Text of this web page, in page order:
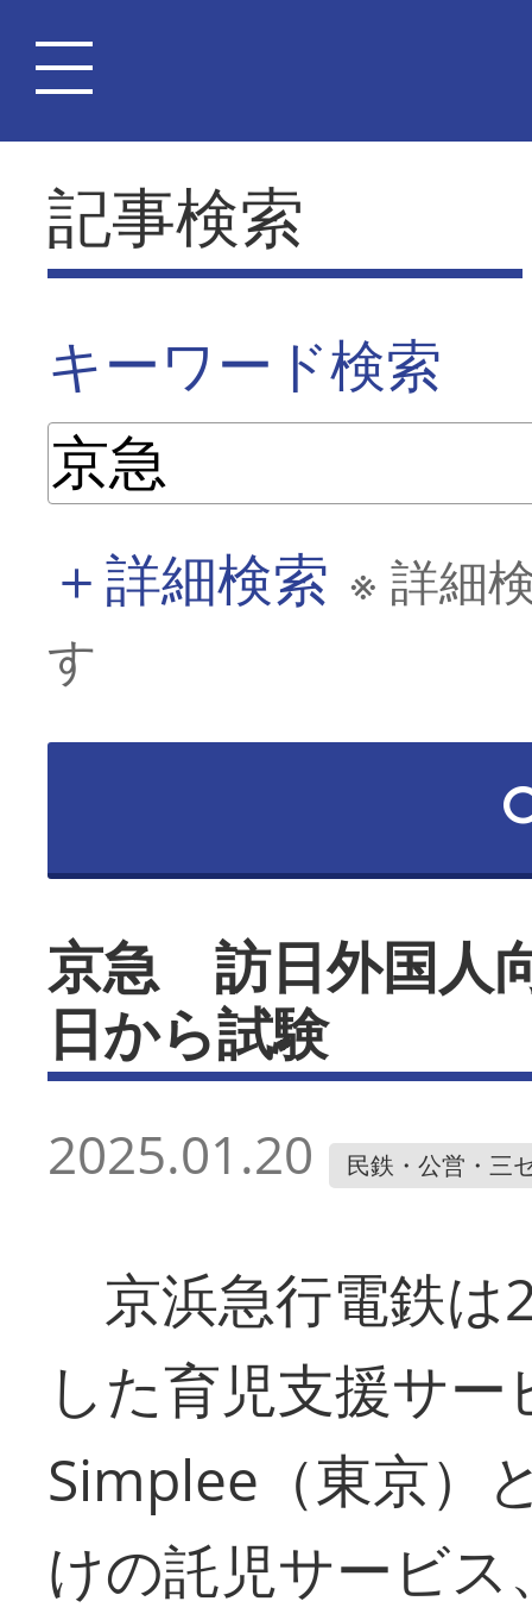
記事検索
キーワード検索
＋詳細検索 ※ 詳細
す
京急 訪日外国人
日から試験
2025.01.20 民鉄・公営・三
京浜急行電鉄は
した育児支援サ
Simplee（東京）
けの託児サービ